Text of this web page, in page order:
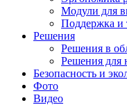
Модули для
Поддержка и
Решения
Решения в
Решения для
Безопасность и
Фото
Видео